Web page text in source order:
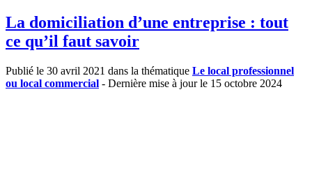
La domiciliation d’une entreprise : tout
ce qu’il faut savoir
Publié le 30 avril 2021 dans la thématique Le local professionnel
ou local commercial - Dernière mise à jour le 15 octobre 2024